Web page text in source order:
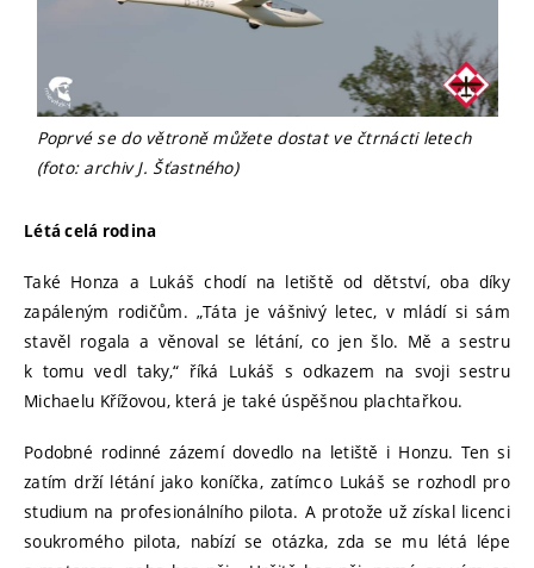
Poprvé se do větroně můžete dostat ve čtrnácti letech
(foto: archiv J. Šťastného)
Létá celá rodina
Také Honza a Lukáš chodí na letiště od dětství, oba díky
zapáleným rodičům. „Táta je vášnivý letec, v mládí si sám
stavěl rogala a věnoval se létání, co jen šlo. Mě a sestru
k tomu vedl taky,“ říká Lukáš s odkazem na svoji sestru
Michaelu Křížovou, která je také úspěšnou plachtařkou.
Podobné rodinné zázemí dovedlo na letiště i Honzu. Ten si
zatím drží létání jako koníčka, zatímco Lukáš se rozhodl pro
studium na profesionálního pilota. A protože už získal licenci
soukromého pilota, nabízí se otázka, zda se mu létá lépe